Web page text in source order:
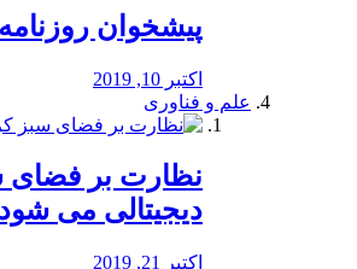
پیشخوان
اکتبر 10, 2019
علم و فناوری
نظارت بر فضای
دیجیتالی می شود
اکتبر 21, 2019